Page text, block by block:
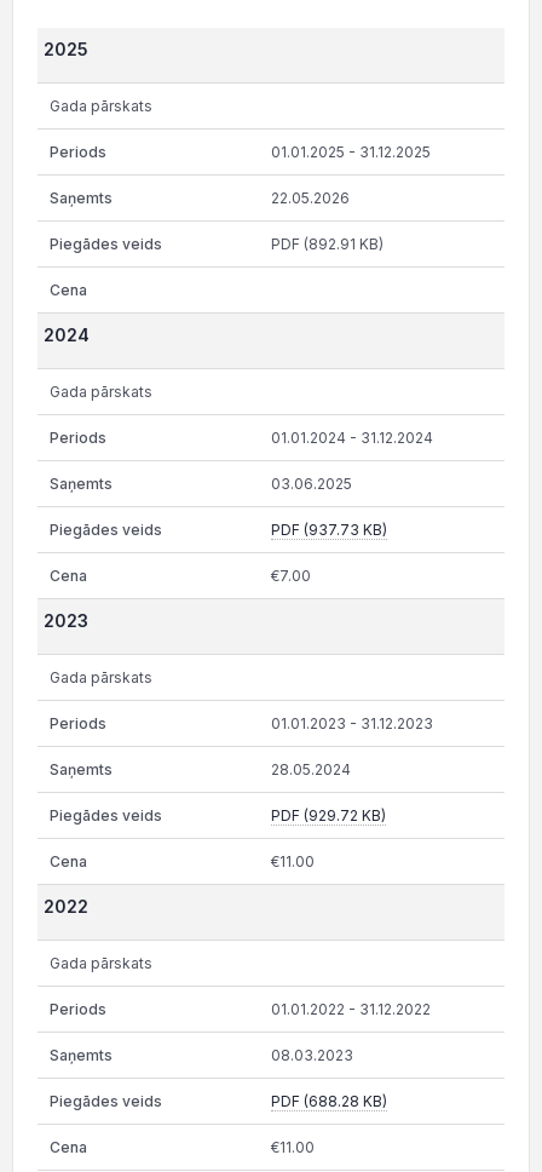
2025
Gada pārskats
01.01.2025 - 31.12.2025
22.05.2026
PDF (892.91 KB)
2024
Gada pārskats
01.01.2024 - 31.12.2024
03.06.2025
PDF (937.73 KB)
€7.00
2023
Gada pārskats
01.01.2023 - 31.12.2023
28.05.2024
PDF (929.72 KB)
€11.00
2022
Gada pārskats
01.01.2022 - 31.12.2022
08.03.2023
PDF (688.28 KB)
€11.00